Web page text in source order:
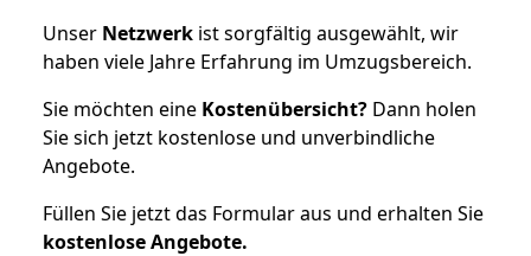
Unser Netzwerk ist sorgfältig ausgewählt, wir
haben viele Jahre Erfahrung im Umzugsbereich.
Sie möchten eine Kostenübersicht? Dann holen
Sie sich jetzt kostenlose und unverbindliche
Angebote.
Füllen Sie jetzt das Formular aus und erhalten Sie
kostenloseAngebote.